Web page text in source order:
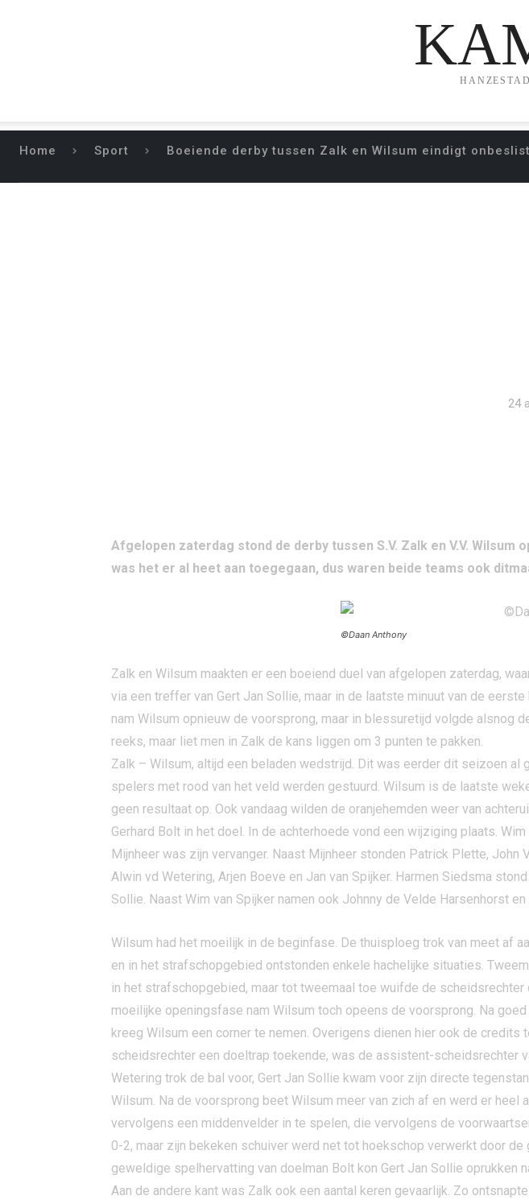
Home Sport Boeiende derby tussen Zalk en Wilsum eindigt onbeslist
24
Afgelopen zaterdag stond de derby tussen S.V. Zalk en V.V.
was het er al heet aan toegegaan, dus waren beide teams ook
©Daan Anthony
Zalk en Wilsum maakten er een boeiend duel van afgelopen zaterdag,
via een treffer van Gert Jan Sollie, maar in de laatste minuut van de
nam Wilsum opnieuw de voorsprong, maar in blessuretijd volgde alsnog
reeks, maar liet men in Zalk de kans liggen om 3 punten te pakken.
Zalk – Wilsum, altijd een beladen wedstrijd. Dit was eerder dit seizoen
spelers met rood van het veld werden gestuurd. Wilsum is de laatste
geen resultaat op. Ook vandaag wilden de oranjehemden weer van
Gerhard Bolt in het doel. In de achterhoede vond een wijziging plaats.
Mijnheer was zijn vervanger. Naast Mijnheer stonden Patrick Plette,
Alwin vd Wetering, Arjen Boeve en Jan van Spijker. Harmen Siedsma
Sollie. Naast Wim van Spijker namen ook Johnny de Velde Harsenhorst
Wilsum had het moeilijk in de beginfase. De thuisploeg trok van meet af
en in het strafschopgebied ontstonden enkele hachelijke situaties.
in het strafschopgebied, maar tot tweemaal toe wuifde de scheidsrechter
moeilijke openingsfase nam Wilsum toch opeens de voorsprong. Na
kreeg Wilsum een corner te nemen. Overigens dienen hier ook de
scheidsrechter een doeltrap toekende, was de assistent-scheidsrechter
Wetering trok de bal voor, Gert Jan Sollie kwam voor zijn directe
Wilsum. Na de voorsprong beet Wilsum meer van zich af en werd er
vervolgens een middenvelder in te spelen, die vervolgens de
0-2, maar zijn bekeken schuiver werd net tot hoekschop verwerkt door
geweldige spelhervatting van doelman Bolt kon Gert Jan Sollie oprukken
Aan de andere kant was Zalk ook een aantal keren gevaarlijk. Zo